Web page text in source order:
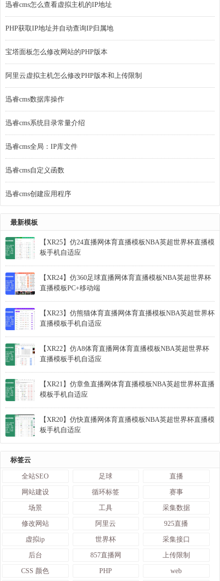
迅睿cms怎么查看虚拟主机的IP地址
PHP获取IP地址并自动查询IP归属地
宝塔面板怎么修改网站的PHP版本
阿里云虚拟主机怎么修改PHP版本和上传限制
迅睿cms数据库操作
迅睿cms系统目录常量介绍
迅睿cms全局：IP库文件
迅睿cms自定义函数
迅睿cms创建应用程序
最新模板
【XR25】仿24直播网体育直播模板NBA英超世界杯直播模
板手机自适应
【XR24】仿360足球直播网体育直播模板NBA英超世界杯
直播模板PC+移动端
【XR23】仿熊猫体育直播网体育直播模板NBA英超世界杯
直播模板手机自适应
【XR22】仿A8体育直播网体育直播模板NBA英超世界杯
直播模板手机自适应
【XR21】仿章鱼直播网体育直播模板NBA英超世界杯直播
模板手机自适应
【XR20】仿快直播网体育直播模板NBA英超世界杯直播模
板手机自适应
标签云
全站SEO 足球 直播
网站建设 循环标签 赛事
场景 工具 采集数据
修改网站 阿里云 925直播
虚拟ip 世界杯 采集接口
后台 857直播网 上传限制
CSS 颜色 PHP web